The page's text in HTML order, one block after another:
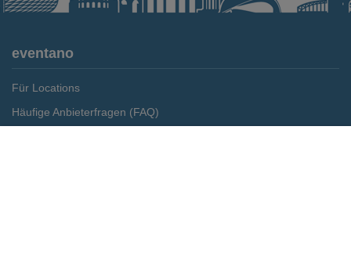
eventano
Für Locations
Häufige Anbieterfragen (FAQ)